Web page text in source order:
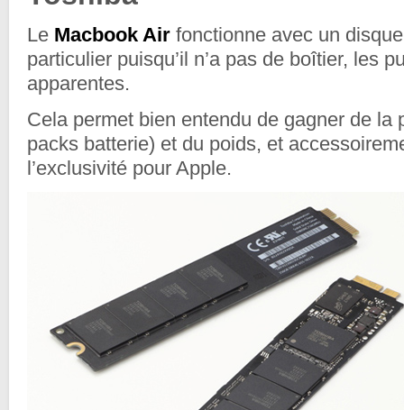
Le Macbook Air fonctionne avec un
particulier puisqu’il n’a pas de boîtier, les
apparentes.
Cela permet bien entendu de gagner de la
packs batterie) et du poids, et
l’exclusivité pour Apple.